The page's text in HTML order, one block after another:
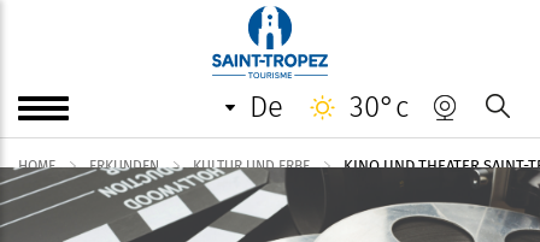
de 30°c
HOME ERKUNDEN KULTUR UND ERBE KINO UND THEATER SAINT-